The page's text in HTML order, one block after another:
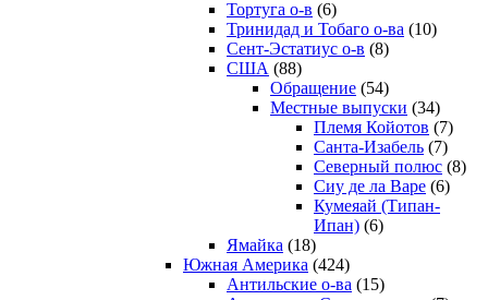
Тортуга о-в (6)
Тринидад и Тобаго о-ва (10)
Сент-Эстатиус о-в (8)
США (88)
Обращение (54)
Местные выпуски (34)
Племя Койотов (7)
Санта-Изабель (7)
Северный полюс (8)
Сиу де ла Варе (6)
Кумеяай (Типан-
Ипан) (6)
Ямайка (18)
Южная Америка (424)
Антильские о-ва (15)